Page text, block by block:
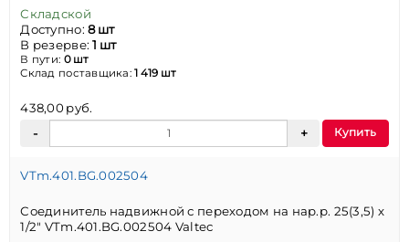
Складской
Доступно:8 шт
В резерве:1 шт
В пути: 0 шт
Склад поставщика:1 419 шт
438,00 руб.
Купить
VTm.401.BG.002504
Соединитель надвижной с переходом на нар.р. 25(3,5) х
1/2" VTm.401.BG.002504 Valtec